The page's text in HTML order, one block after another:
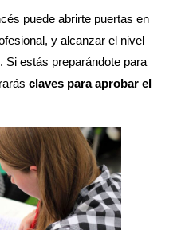
puede abrirte puertas en
y alcanzar el nivel
Si estás preparándote para
claves para aprobar el